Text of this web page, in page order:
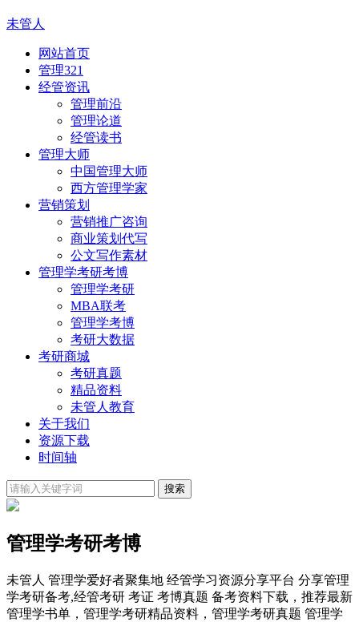
未管人
网站首页
管理321
经管资讯
管理前沿
管理论道
经管读书
管理大师
中国管理大师
西方管理学家
营销策划
营销推广咨询
商业策划代写
公文写作素材
管理学考研考博
管理学考研
MBA联考
管理学考博
考研大数据
考研商城
考研真题
精品资料
未管人教育
关于我们
资源下载
时间轴
管理学考研考博
未管人 管理学爱好者聚集地 经管学习资源分享平台 分享管理
学考研备考,经管考研 考证 考博真题 备考资料下载，推荐最新
管理学书单，管理学考研精品资料，管理学考研真题 管理学